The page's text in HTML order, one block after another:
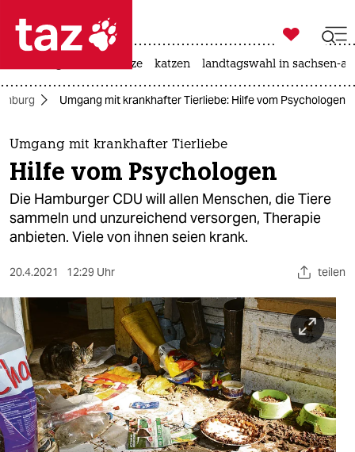
 taz zahl ich
taz zahl ich
themen
politik
öko
sport
berlin
nord
wahrheit

taz zahl ich
hitze katzen landtagswahl in sachsen-
Umgang mit krankhafter Tierliebe: Hilfe vom Psychologen
Umgang mit krankhafter Tierliebe
Hilfe vom Psychologen
Die Hamburger CDU will allen Menschen, die Tiere
sammeln und unzureichend versorgen, Therapie
anbieten. Viele von ihnen seien krank.
20.4.2021 12:29 Uhr teilen